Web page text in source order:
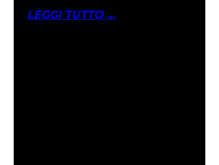
LEGGI TUTTO ...